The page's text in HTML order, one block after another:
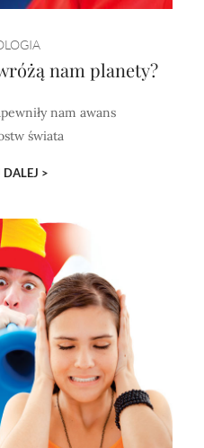
nam planety?
nam awans
świata
DALEJ >